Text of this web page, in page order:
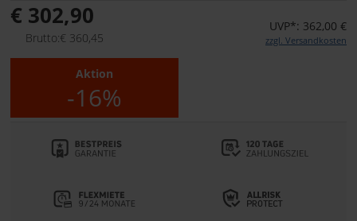
€ 302,90
Brutto:€ 360,45
UVP*: 362,00 €
zzgl. Versandkosten
Aktion
-16%